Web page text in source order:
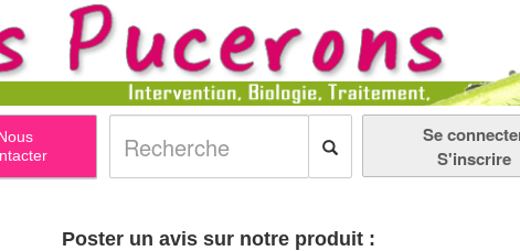
Se
S'inscrire
Poster un avis sur notre produit :